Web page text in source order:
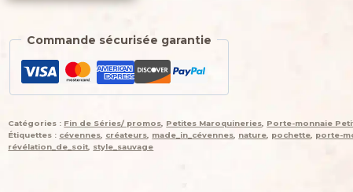
"Petit
pain",
Douceur
printanière,
coton
...
Commande sécurisée garantie
Catégories : Fin de Séries/ promos Petites Maroquineries Porte-monnaie
Étiquettes : cévennes créateurs made_in_cévennes nature pochette porte-
révélation_de_soit
style_sauvage